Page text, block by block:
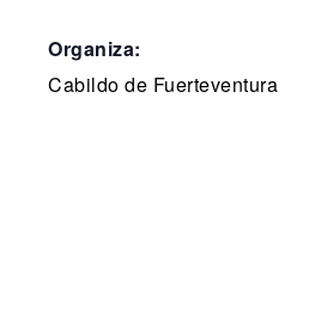
Organiza:
Cabildo de Fuerteventura